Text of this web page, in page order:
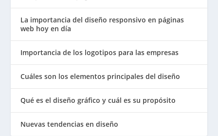
La importancia del diseño responsivo en páginas
web hoy en día
Importancia de los logotipos para las empresas
Cuáles son los elementos principales del diseño
Qué es el diseño gráfico y cuál es su propósito
Nuevas tendencias en diseño